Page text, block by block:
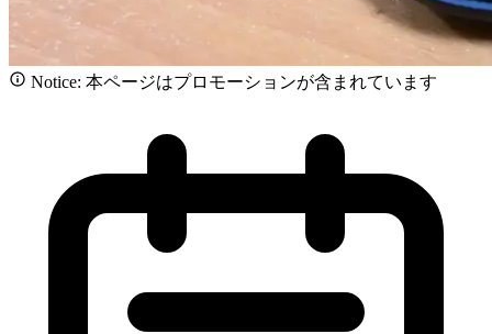
Notice: 本ページはプロモーションが含まれています